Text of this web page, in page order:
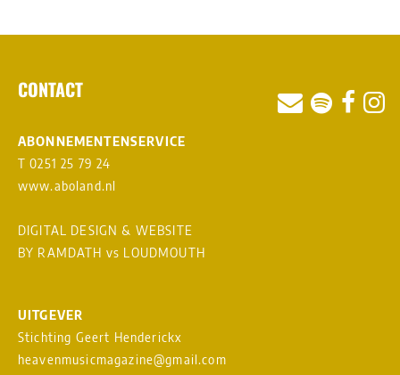
CONTACT
ABONNEMENTENSERVICE
T 0251 25 79 24
www.aboland.nl
DIGITAL DESIGN & WEBSITE
BY RAMDATH vs LOUDMOUTH
UITGEVER
Stichting Geert Henderickx
heavenmusicmagazine@gmail.com